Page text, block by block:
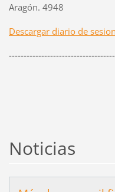
Aragón. 4948
Descargar diario de
Noticias